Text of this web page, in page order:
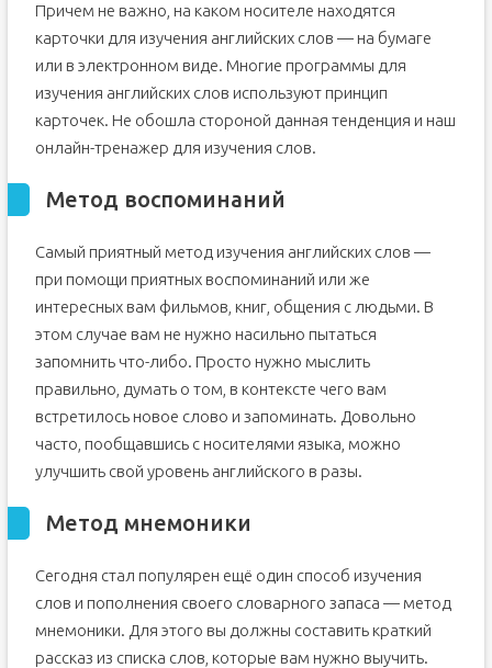
Причем не важно, на каком носителе находятся
карточки для изучения английских слов — на бумаге
или в электронном виде. Многие программы для
изучения английских слов используют принцип
карточек. Не обошла стороной данная тенденция и наш
онлайн-тренажер для изучения слов.
Метод воспоминаний
Самый приятный метод изучения английских слов —
при помощи приятных воспоминаний или же
интересных вам фильмов, книг, общения с людьми. В
этом случае вам не нужно насильно пытаться
запомнить что-либо. Просто нужно мыслить
правильно, думать о том, в контексте чего вам
встретилось новое слово и запоминать. Довольно
часто, пообщавшись с носителями языка, можно
улучшить свой уровень английского в разы.
Метод мнемоники
Сегодня стал популярен ещё один способ изучения
слов и пополнения своего словарного запаса — метод
мнемоники. Для этого вы должны составить краткий
рассказ из списка слов, которые вам нужно выучить.